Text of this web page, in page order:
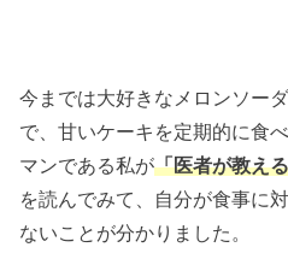
今までは大好きなメロンソー
で、甘いケーキを定期的に食
マンである私が「医者が教え
を読んでみて、自分が食事に
ないことが分かりました。